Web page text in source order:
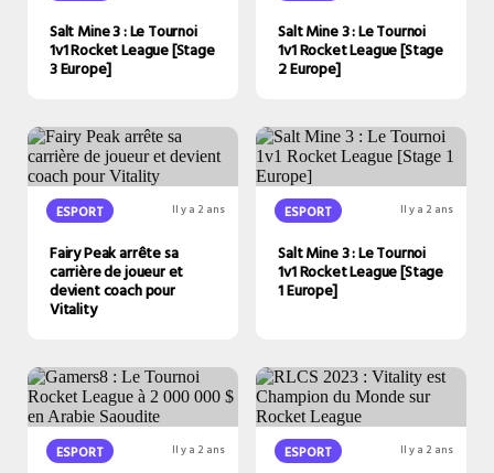
Salt Mine 3 : Le Tournoi
1v1 Rocket League [Stage
3 Europe]
Salt Mine 3 : Le Tournoi
1v1 Rocket League [Stage
2 Europe]
ESPORT Il y a 2 ans
Fairy Peak arrête sa
carrière de joueur et
devient coach pour
Vitality
ESPORT Il y a 2 ans
Salt Mine 3 : Le Tournoi
1v1 Rocket League [Stage
1 Europe]
ESPORT Il y a 2 ans ESPORT Il y a 2 ans